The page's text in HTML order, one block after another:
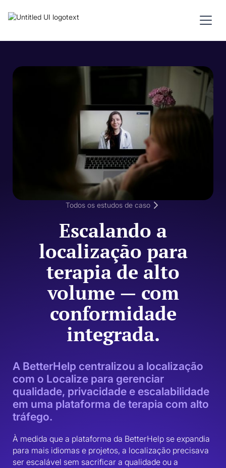
Todos os estudos de caso
Escalando a
localização para
terapia de alto
volume — com
conformidade
integrada.
A BetterHelp centralizou a localização
com o Localize para gerenciar
qualidade, privacidade e escalabilidade
em uma plataforma de terapia com alto
tráfego.
À medida que a plataforma da BetterHelp se expandia
para mais idiomas e projetos, a localização precisava
ser escalável sem sacrificar a qualidade ou a